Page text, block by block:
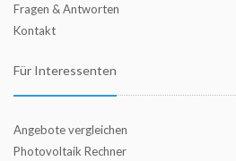
Fragen & Antworten
Kontakt
Für Interessenten
Angebote vergleichen
Photovoltaik Rechner